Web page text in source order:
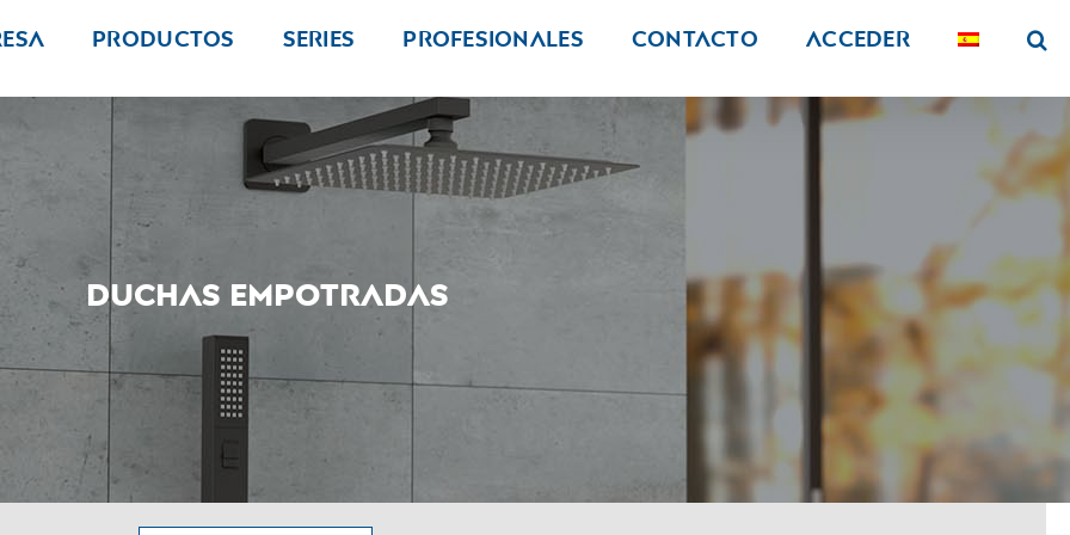
Productos Series PROFESIONALES Contacto Acceder
Duchas empotradas